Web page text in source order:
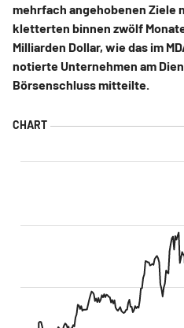
mehrfach angehobenen Ziele
kletterten binnen zwölf
Milliarden Dollar, wie das im
notierte Unternehmen am
Börsenschluss mitteilte.